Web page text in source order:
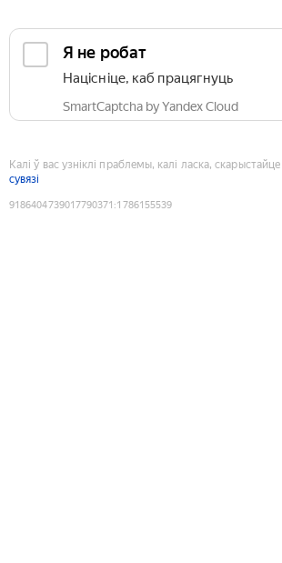
Я не робат
Націсніце, каб працягнуць
SmartCaptcha by Yandex Cloud
Калі ў вас узніклі праблемы, калі ласка, скарыстайце
сувязі
9186404739017790371 :1786155539